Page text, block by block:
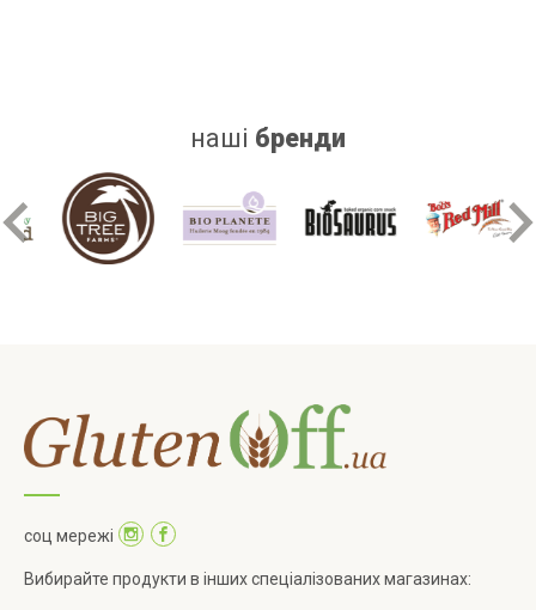
наші бренди
соц мережі
Вибирайте продукти в інших спеціалізованих магазинах: